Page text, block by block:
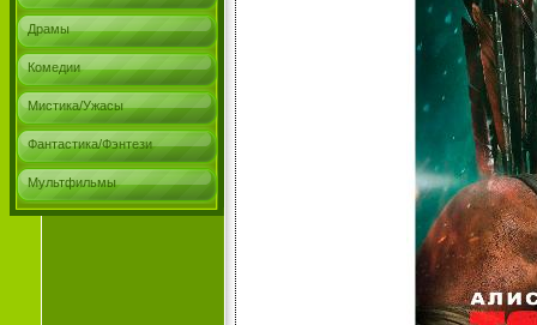
Драмы
Комедии
Мистика/Ужасы
Фантастика/Фэнтези
Мультфильмы